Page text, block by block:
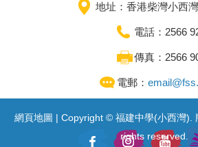
地址：香港柴灣小西
電話：2566
傳真：2566
電郵：
網頁地圖 | Copyright © 福建中學(小西灣).
rights reserved.